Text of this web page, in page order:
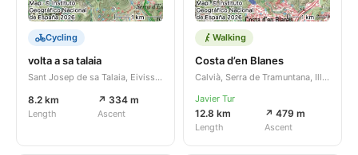
Cycling
volta a sa talaia
Sant Josep de sa Talaia, Eivissa, Illes Balears, ES
8.2 km
Length
↗ 334 m
Ascent
Walking
Costa d’en Blanes
Calvià, Serra de Tramuntana, Illes Balears, ES
Javier Tur
12.8 km
Length
↗ 479 m
Ascent